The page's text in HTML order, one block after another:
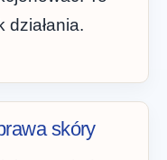
skóry